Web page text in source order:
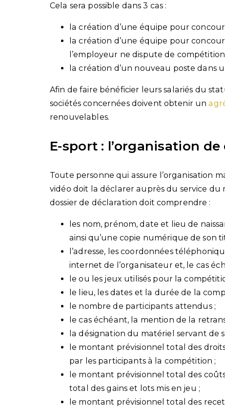
Cela sera possible dans 3 cas :
la création d’une équipe pour
la création d’une équipe pour
l’employeur ne dispute de
la création d’un nouveau poste dans
Afin de faire bénéficier leurs salariés du
sociétés concernées doivent obtenir un
renouvelables.
E-sport : l’organisation
Toute personne qui assure l’organisation
vidéo doit la déclarer auprès du service du
dossier de déclaration doit comprendre :
les nom, prénom, date et lieu de
ainsi qu’une copie numérique de son
l’adresse, les coordonnées
internet de l’organisateur et, le cas
le ou les jeux utilisés pour la
le lieu, les dates et la durée de la
le nombre de participants attendus ;
le cas échéant, la mention de la
la désignation du matériel servant de
le montant prévisionnel total des
par les participants à la compétition ;
le montant prévisionnel total des
total des gains et lots mis en jeu ;
le montant prévisionnel total des